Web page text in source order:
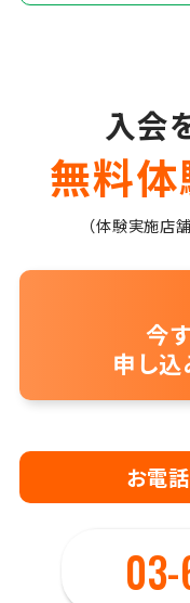
入会
無料
（体験実施店
今
申し
お電